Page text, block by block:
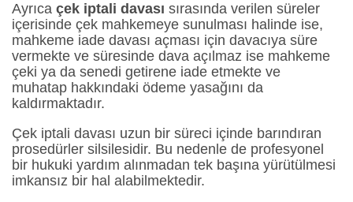
Ayrıca çek iptali davası sırasında verilen süreler
içerisinde çek mahkemeye sunulması halinde ise,
mahkeme iade davası açması için davacıya süre
vermekte ve süresinde dava açılmaz ise mahkeme
çeki ya da senedi getirene iade etmekte ve
muhatap hakkındaki ödeme yasağını da
kaldırmaktadır.
Çek iptali davası uzun bir süreci içinde barındıran
prosedürler silsilesidir. Bu nedenle de profesyonel
bir hukuki yardım alınmadan tek başına yürütülmesi
imkansız bir hal alabilmektedir.